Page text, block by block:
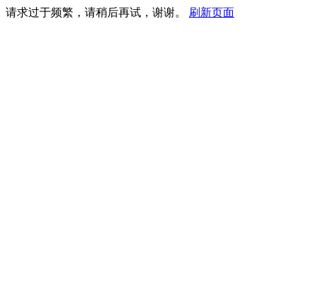
请求过于频繁，请稍后再试，谢谢。 刷新页面